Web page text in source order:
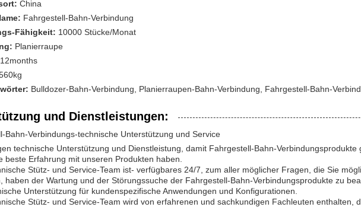
China
Fahrgestell-Bahn-Verbindung
Fähigkeit: 10000 Stücke/Monat
Planierraupe
12months
Bulldozer-Bahn-Verbindung, Planierraupen-Bahn-Verbindung, Fahrgestell-Bahn-
und Dienstleistungen:
Bahn-Verbindungs-technische Unterstützung und Service
technische Unterstützung und Dienstleistung, damit Fahrgestell-Bahn-
beste Erfahrung mit unseren Produkten haben.
Stütz- und Service-Team ist- verfügbares 24/7, zum aller möglicher Fragen, die Sie
haben der Wartung und der Störungssuche der Fahrgestell-Bahn-Verbindungsprodukte zu
Unterstützung für kundenspezifische Anwendungen und Konfigurationen.
Stütz- und Service-Team wird von erfahrenen und sachkundigen Fachleuten enthalten,